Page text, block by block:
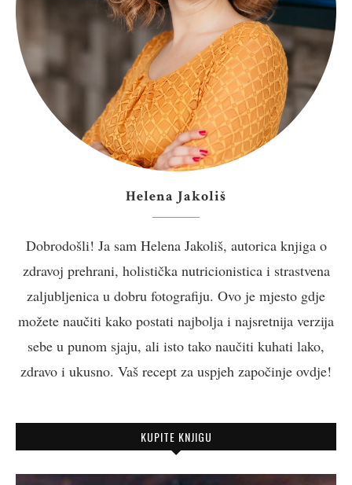
Helena Jakoliš
Dobrodošli! Ja sam Helena Jakoliš, autorica knjiga o
zdravoj prehrani, holistička nutricionistica i strastvena
zaljubljenica u dobru fotografiju. Ovo je mjesto gdje
možete naučiti kako postati najbolja i najsretnija verzija
sebe u punom sjaju, ali isto tako naučiti kuhati lako,
zdravo i ukusno. Vaš recept za uspjeh započinje ovdje!
KUPITE KNJIGU